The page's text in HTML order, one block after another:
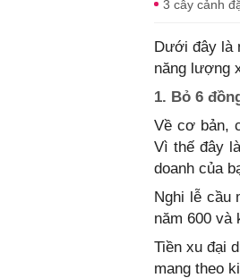
3 cây cảnh
Dưới đây là
năng lượng
1. Bỏ 6
Về cơ bản,
Vì thế đây
doanh của
Nghi lễ cầu
năm 600 và
Tiền xu đại
mang theo